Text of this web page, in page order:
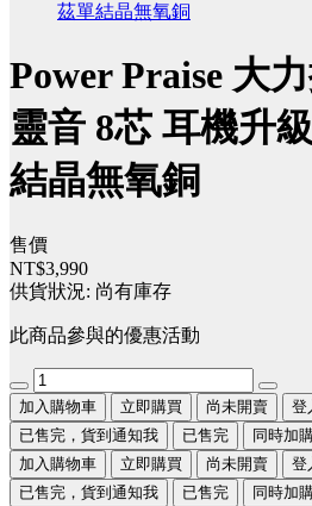
茲單結晶無氧銅
Power Praise 大
靈音 8芯 耳機升
結晶無氧銅
售價
NT$3,990
供貨狀況: 尚有庫存
此商品參與的優惠活動
加入購物車 立即購買 尚未開賣 登
已售完，貨到通知我
已售完 同時加
加入購物車
立即購買 尚未開賣 登
已售完，貨到通知我
已售完 同時加